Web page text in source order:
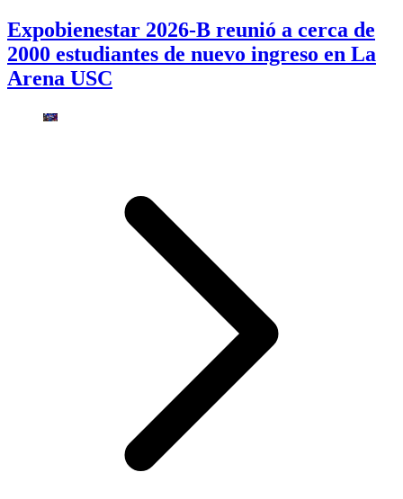
Expobienestar 2026-B reunió a cerca de
2000 estudiantes de nuevo ingreso en La
Arena USC